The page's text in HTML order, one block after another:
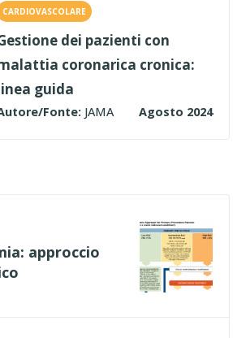
CARDIOVASCOLARE
dei pazienti con
coronarica cronica:
guida
Fonte: JAMA Agosto 2024
approccio